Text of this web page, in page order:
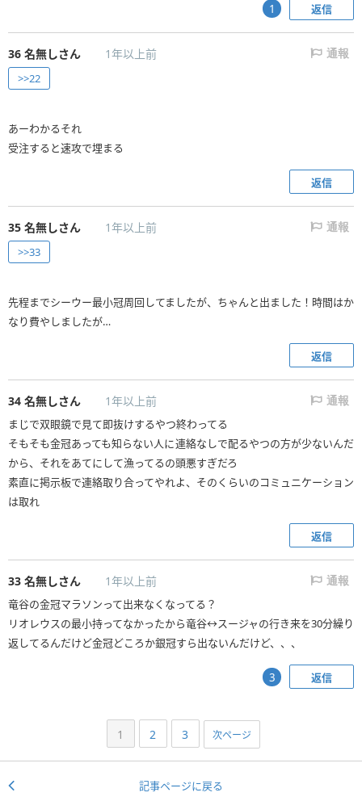
返信
1
36 名無しさん 1年以上前 通報
>>22
あーわかるそれ
受注すると速攻で埋まる
返信
35 名無しさん 1年以上前 通報
>>33
先程までシーウー最小冠周回してましたが、ちゃんと出ました！時間はか
なり費やしましたが…
返信
34 名無しさん 1年以上前 通報
まじで双眼鏡で見て即抜けするやつ終わってる
そもそも金冠あっても知らない人に連絡なしで配るやつの方が少ないんだ
から、それをあてにして漁ってるの頭悪すぎだろ
素直に掲示板で連絡取り合ってやれよ、そのくらいのコミュニケーション
は取れ
返信
33 名無しさん 1年以上前 通報
竜谷の金冠マラソンって出来なくなってる？
リオレウスの最小持ってなかったから竜谷↔スージャの行き来を30分繰り
返してるんだけど金冠どころか銀冠すら出ないんだけど、、、
返信
3
1 2 3 次ページ
記事ページに戻る